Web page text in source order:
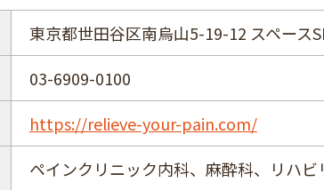
東京都世田谷区南烏山5-19-12 スペース
03-6909-0100
https://relieve-your-pain.com/
ペインクリニック内科、麻酔科、リハ